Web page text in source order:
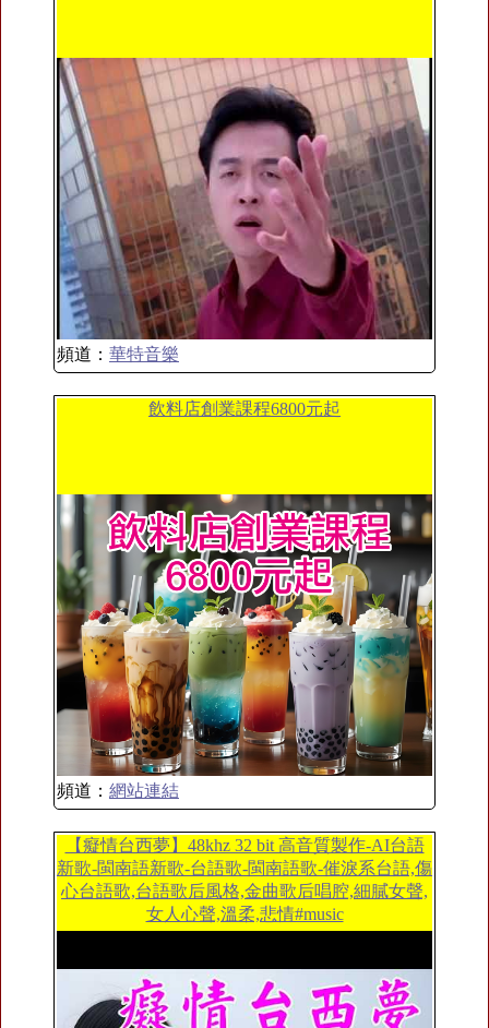
頻道： 華特音樂
飲料店創業課程6800元起
頻道： 網站連結
【癡情台西夢】48khz 32 bit 高音質製作-AI台語
新歌-閩南語新歌-台語歌-閩南語歌-催淚系台語,傷
心台語歌,台語歌后風格,金曲歌后唱腔,細膩女聲,
女人心聲,溫柔,悲情#music